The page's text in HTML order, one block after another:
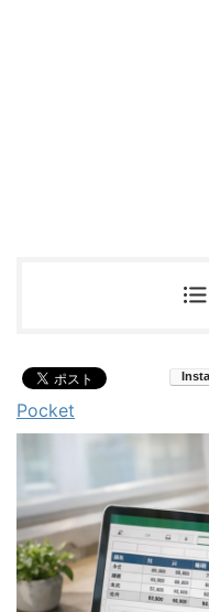
Pocket